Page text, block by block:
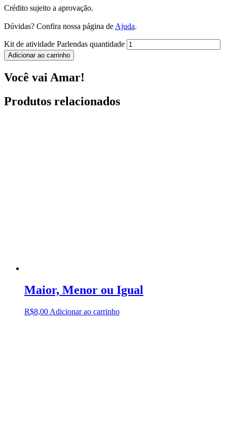
Crédito sujeito a aprovação.
Dúvidas? Confira nossa página de Ajuda.
Kit de atividade Parlendas quantidade
Adicionar ao carrinho
Você vai Amar!
Produtos relacionados
Maior, Menor ou Igual
R$8,00 Adicionar ao carrinho